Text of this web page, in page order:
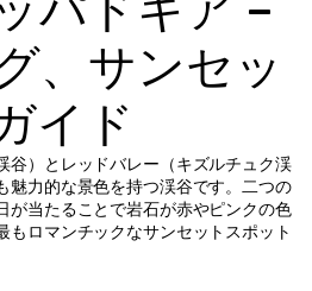
、サンセッ
イド
谷）とレッドバレー（キズルチュク渓
魅力的な景色を持つ渓谷です。二つの
が当たることで岩石が赤やピンクの色
もロマンチックなサンセットスポット